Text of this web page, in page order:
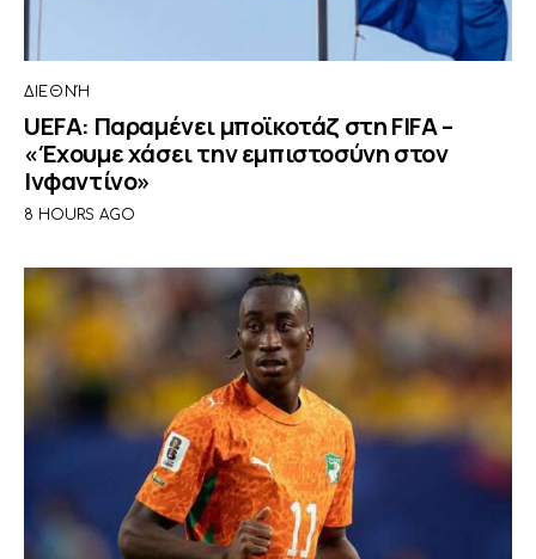
ΔΙΕΘΝΉ
UEFA: Παραμένει μποϊκοτάζ στη FIFA –
«Έχουμε χάσει την εμπιστοσύνη στον
Ινφαντίνο»
8 HOURS AGO